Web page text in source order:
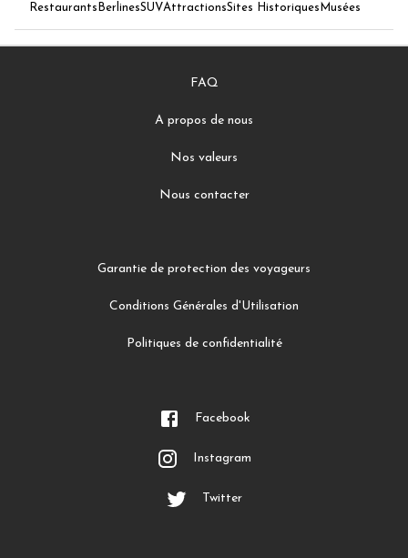
Restaurants BerlinesSUVAttractionsSites Historiques Musées
FAQ
A propos de nous
Nos valeurs
Nous contacter
Garantie de protection des voyageurs
Conditions Générales d'Utilisation
Politiques de confidentialité
Facebook
Instagram
Twitter